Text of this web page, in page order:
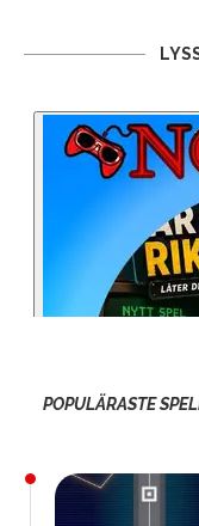
POPULÄRASTE